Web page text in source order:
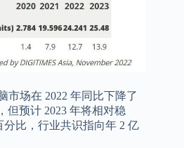
市场在 2022 年同比下降了
但预计 2023 年将相对稳
比，行业共识指向年 2 亿